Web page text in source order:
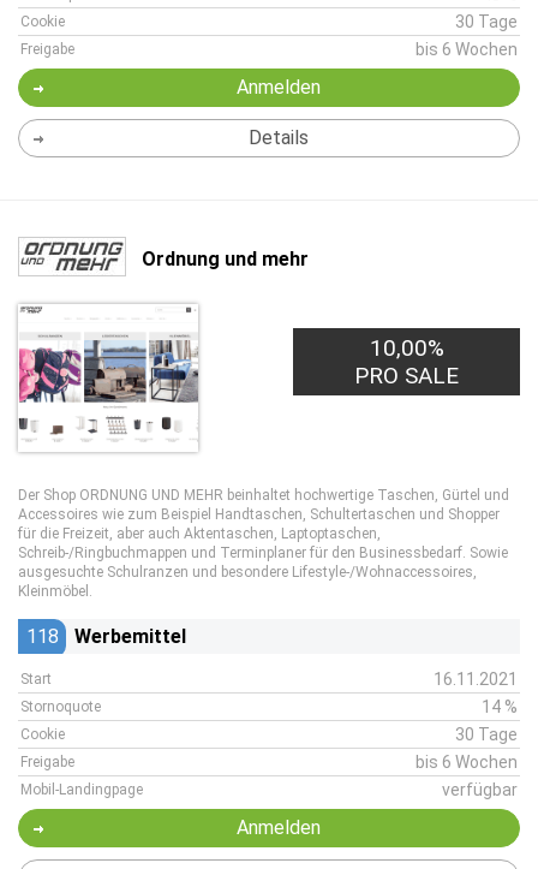
Cookie 30 Tage
Freigabe bis 6 Wochen
Anmelden
Details
Ordnung und mehr
10,00%
PRO SALE
Der Shop ORDNUNG UND MEHR beinhaltet hochwertige Taschen, Gürtel und
Accessoires wie zum Beispiel Handtaschen, Schultertaschen und Shopper
für die Freizeit, aber auch Aktentaschen, Laptoptaschen,
Schreib-/Ringbuchmappen und Terminplaner für den Businessbedarf. Sowie
ausgesuchte Schulranzen und besondere Lifestyle-/Wohnaccessoires,
Kleinmöbel.
118 Werbemittel
Start 16.11.2021
Stornoquote 14 %
Cookie 30 Tage
Freigabe bis 6 Wochen
Mobil-Landingpage verfügbar
Anmelden